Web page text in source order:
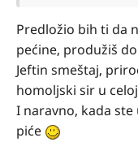
Predložio bih ti da
pećine, produžiš
Jeftin smeštaj,
homoljski sir u
I naravno, kada ste
piće